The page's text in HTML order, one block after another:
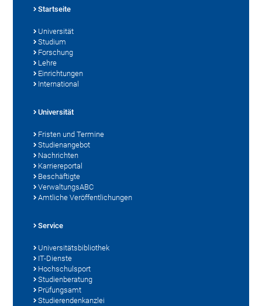
Startseite
Universität
Studium
Forschung
Lehre
Einrichtungen
International
Universität
Fristen und Termine
Studienangebot
Nachrichten
Karriereportal
Beschäftigte
VerwaltungsABC
Amtliche Veröffentlichungen
Service
Universitätsbibliothek
IT-Dienste
Hochschulsport
Studienberatung
Prüfungsamt
Studierendenkanzlei